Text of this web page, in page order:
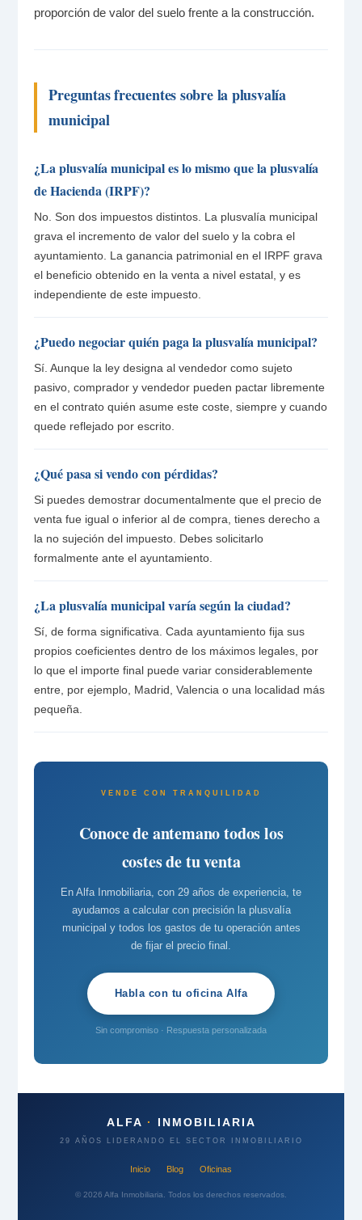
proporción de valor del suelo frente a la construcción.
Preguntas frecuentes sobre la plusvalía
municipal
¿La plusvalía municipal es lo mismo que la plusvalía
de Hacienda (IRPF)?
No. Son dos impuestos distintos. La plusvalía municipal
grava el incremento de valor del suelo y la cobra el
ayuntamiento. La ganancia patrimonial en el IRPF grava
el beneficio obtenido en la venta a nivel estatal, y es
independiente de este impuesto.
¿Puedo negociar quién paga la plusvalía municipal?
Sí. Aunque la ley designa al vendedor como sujeto
pasivo, comprador y vendedor pueden pactar libremente
en el contrato quién asume este coste, siempre y cuando
quede reflejado por escrito.
¿Qué pasa si vendo con pérdidas?
Si puedes demostrar documentalmente que el precio de
venta fue igual o inferior al de compra, tienes derecho a
la no sujeción del impuesto. Debes solicitarlo
formalmente ante el ayuntamiento.
¿La plusvalía municipal varía según la ciudad?
Sí, de forma significativa. Cada ayuntamiento fija sus
propios coeficientes dentro de los máximos legales, por
lo que el importe final puede variar considerablemente
entre, por ejemplo, Madrid, Valencia o una localidad más
pequeña.
VENDE CON TRANQUILIDAD
Conoce de antemano todos los
costes de tu venta
En Alfa Inmobiliaria, con 29 años de experiencia, te
ayudamos a calcular con precisión la plusvalía
municipal y todos los gastos de tu operación antes
de fijar el precio final.
Habla con tu oficina Alfa
Sin compromiso · Respuesta personalizada
ALFA · INMOBILIARIA
29 AÑOS LIDERANDO EL SECTOR INMOBILIARIO
Inicio Blog Oficinas
© 2026 Alfa Inmobiliaria. Todos los derechos reservados.